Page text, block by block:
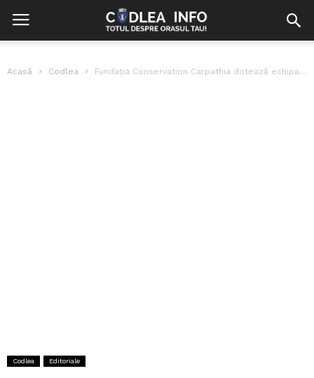
Acasă Codlea Fundația Conservation Carpathia dotează echipa canină Salvamont Argeș cu dispozitive GPS
Codlea Editoriale